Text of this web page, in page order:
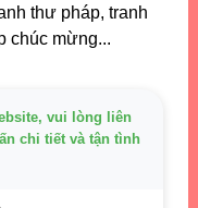
thư pháp, tranh
chúc mừng...
vui lòng liên
chi tiết và tận tình